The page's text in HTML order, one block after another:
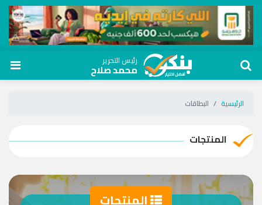
رئيس التحرير
محمد صلاح
الرئيسية البطاقات
المنتجات
المنتجات